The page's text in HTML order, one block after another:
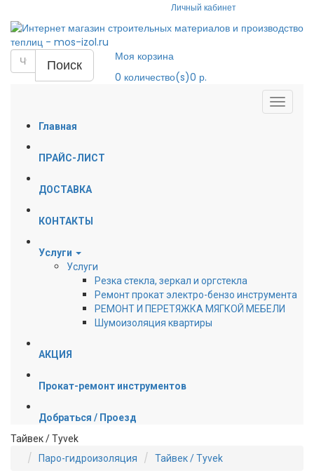
Личный кабинет
Поиск
Моя корзина
0 количество(s)0 р.
Главная
ПРАЙС-ЛИСТ
ДОСТАВКА
КОНТАКТЫ
Услуги
Услуги
Резка стекла, зеркал и оргстекла
Ремонт прокат электро-бензо инструмента
РЕМОНТ И ПЕРЕТЯЖКА МЯГКОЙ МЕБЕЛИ
Шумоизоляция квартиры
АКЦИЯ
Прокат-ремонт инструментов
Добраться / Проезд
Тайвек / Tyvek
Паро-гидроизоляция
Тайвек / Tyvek